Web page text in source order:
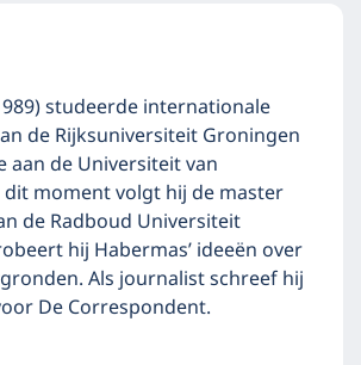
studeerde internationale
de Rijksuniversiteit Groningen
aan de Universiteit van
moment volgt hij de master
de Radboud Universiteit
hij Habermas’ ideeën over
Als journalist schreef hij
De Correspondent.